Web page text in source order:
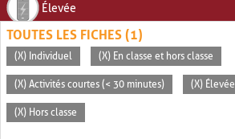
Élevée
TOUTES LES FICHES (1)
(X) Individuel (X) En classe et hors classe
(X) Activités courtes (< 30 minutes) (X) Élevée
(X) Hors classe